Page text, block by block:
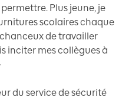
Plus jeune, je
scolaires chaque
de travailler
inciter mes collègues à
du service de sécurité